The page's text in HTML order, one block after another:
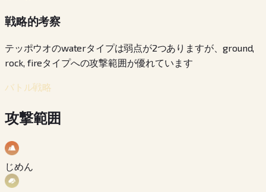
戦略的考察
テッポウオのwaterタイプは弱点が2つありますが、ground,
rock, fireタイプへの攻撃範囲が優れています
バトル戦略
攻撃範囲
じめん